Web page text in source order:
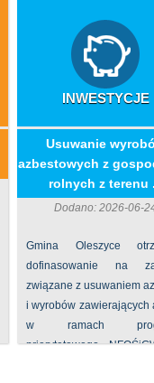
INWESTYCJE
​Usuwanie
azbestowych z
rolnych z terenu
Dodano: 2026-06-
Gmina Oleszyce
dofinasowanie na
związane z usuwaniem
i wyrobów zawierających
w ramach
priorytetowego